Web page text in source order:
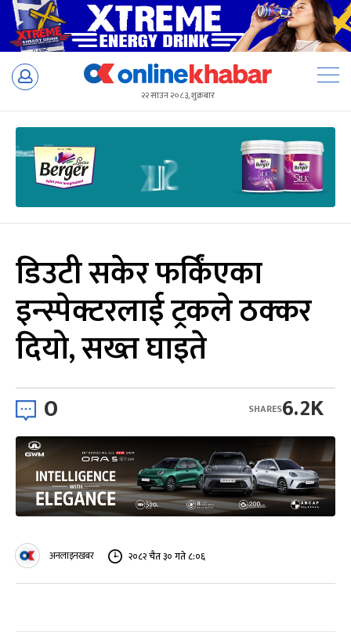
Skip
२२ साउन २०८३, शुक्रबार
डिउटी सकेर फर्किंएका
इन्स्पेक्टरलाई ट्रकले ठक्कर
दियो, सख्त घाइते
0 6.2K
SHARES
अनलाइनखबर २०८२ चैत ३० गते ८:०६